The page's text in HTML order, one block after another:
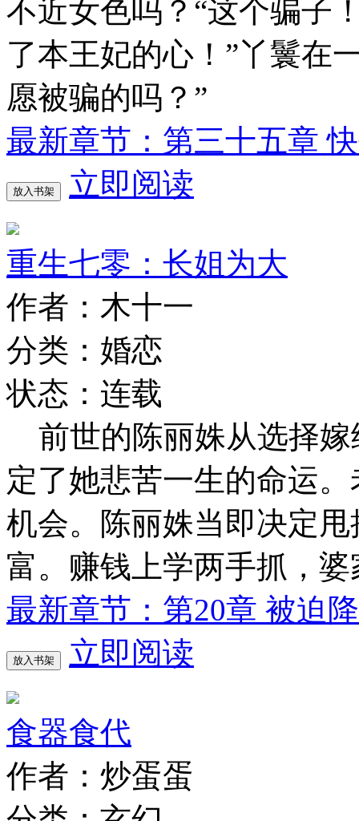
不近女色吗？“这个骗子
了本王妃的心！”丫鬟在
愿被骗的吗？”
最新章节：第三十五章
放入书架 立即阅读
重生七零：长姐为大
作者：木十一
分类：婚恋
状态：连载
前世的陈丽姝从选择嫁
定了她悲苦一生的命运
机会。陈丽姝当即决定
富。赚钱上学两手抓，
最新章节：第20章 被迫
放入书架 立即阅读
食器食代
作者：炒蛋蛋